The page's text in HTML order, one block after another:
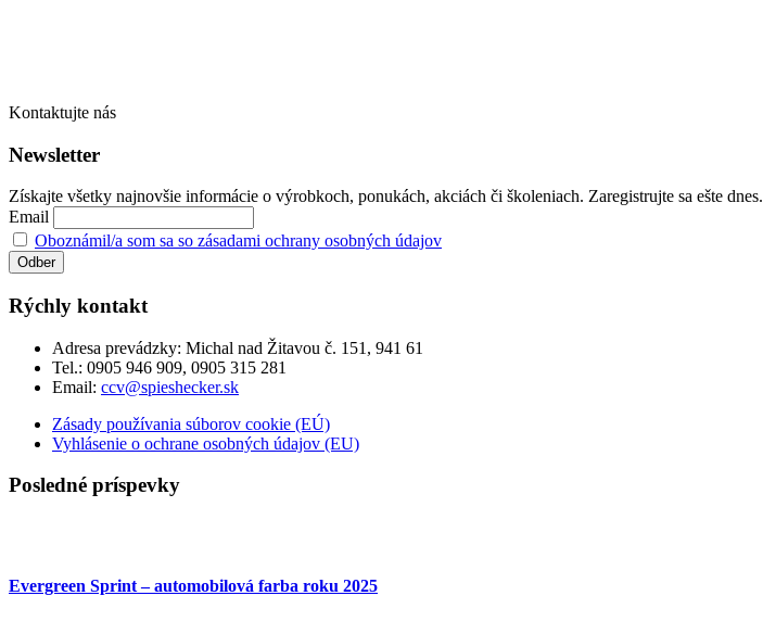
Kontaktujte nás
Newsletter
Získajte všetky najnovšie informácie o výrobkoch, ponukách, akciách či školeniach. Zaregistrujte sa ešte dnes.
Email
Oboznámil/a som sa so zásadami ochrany osobných údajov
Rýchly kontakt
Adresa prevádzky: Michal nad Žitavou č. 151, 941 61
Tel.: 0905 946 909, 0905 315 281
Email: ccv@spieshecker.sk
Zásady používania súborov cookie (EÚ)
Vyhlásenie o ochrane osobných údajov (EU)
Posledné príspevky
Evergreen Sprint – automobilová farba roku 2025